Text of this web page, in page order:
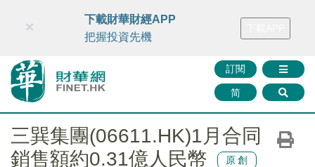
財華智庫網 FINTV FINMETA 財華證券 媒體矩陣
訂閱
简
×
下載財華財經APP
把握投資先機
三巽集團(06611.HK)1月合同
銷售額約0.31億人民幣
原創